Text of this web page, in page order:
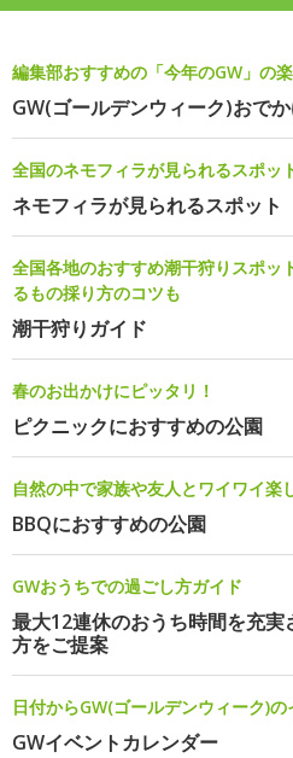
編集部おすすめの「今年のGW」の
GW(ゴールデンウィーク)おで
全国のネモフィラが見られるスポッ
ネモフィラが見られるスポット
全国各地のおすすめ潮干狩りスポッ
るもの採り方のコツも
潮干狩りガイド
春のお出かけにピッタリ！
ピクニックにおすすめの公園
自然の中で家族や友人とワイワイ楽
BBQにおすすめの公園
GWおうちでの過ごし方ガイド
最大12連休のおうち時間を充実
方をご提案
日付からGW(ゴールデンウィーク)
GWイベントカレンダー